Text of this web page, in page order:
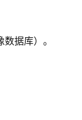
据库）。